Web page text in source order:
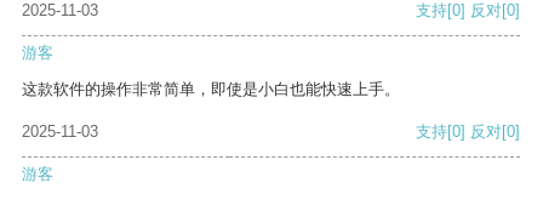
2025-11-03
支持[0] 反对[0]
游客
这款软件的操作非常简单，即使是小白也能快速上手。
2025-11-03 支持[0] 反对[0]
游客